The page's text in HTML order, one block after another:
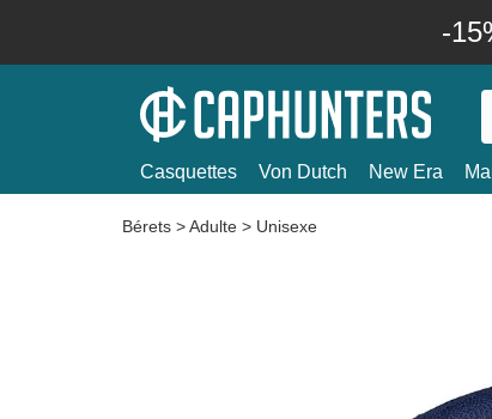
-
Casquettes Von Dutch New Era
Bérets >Adulte > Unisexe